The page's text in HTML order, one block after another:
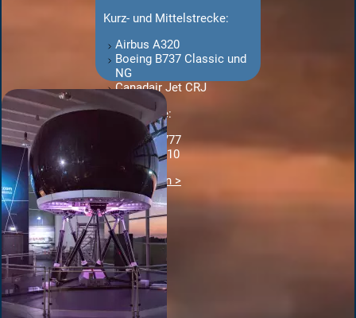
Kurz- und Mittelstrecke:
Airbus A320
Boeing B737 Classic und
NG
Canadair Jet CRJ
Langstrecke:
Boeing B777
Airbus A310
Jetzt Buchen >